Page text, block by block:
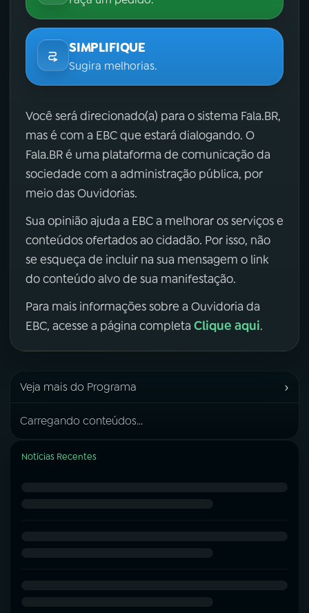
SIMPLIFIQUE
Sugira melhorias.
Você será direcionado(a) para o sistema Fala.BR,
mas é com a EBC que estará dialogando. O
Fala.BR é uma plataforma de comunicação da
sociedade com a administração pública, por
meio das Ouvidorias.
Sua opinião ajuda a EBC a melhorar os serviços e
conteúdos ofertados ao cidadão. Por isso, não
se esqueça de incluir na sua mensagem o link
do conteúdo alvo de sua manifestação.
Para mais informações sobre a Ouvidoria da
EBC, acesse a página completa Clique aqui.
Veja mais do Programa ›
Carregando conteúdos...
Notícias Recentes